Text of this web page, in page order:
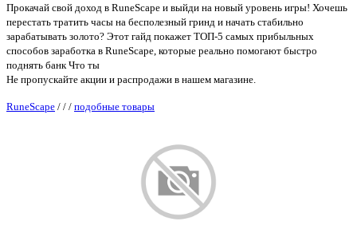
Прокачай свой доход в RuneScape и выйди на новый уровень игры! Хочешь
перестать тратить часы на бесполезный гринд и начать стабильно
зарабатывать золото? Этот гайд покажет ТОП-5 самых прибыльных
способов заработка в RuneScape, которые реально помогают быстро
поднять банк Что ты
Не пропускайте акции и распродажи в нашем магазине.
RuneScape / / / подобные товары